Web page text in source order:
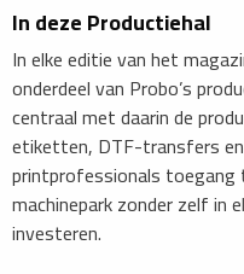
​In deze Productiehal
In elke editie van het
onderdeel van Probo’s
centraal met daarin de
etiketten, DTF-transfers
printprofessionals
machinepark zonder zelf in
investeren.